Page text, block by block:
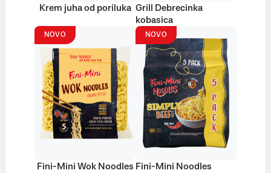
Krem juha od poriluka Grill Debrecinka
kobasica
NOVO
Fini-Mini Wok Noodles
NOVO
Fini-Mini Noodles